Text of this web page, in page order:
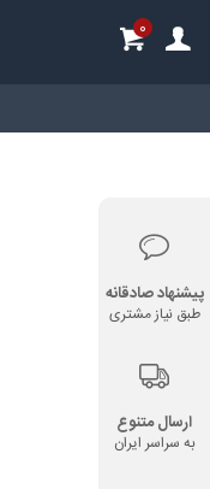
0
پیشنهاد صادقانه
طبق نیاز مشتری
ارسال متنوع
به سراسر ایران